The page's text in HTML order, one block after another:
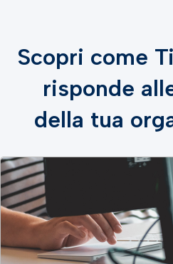
Scopri come
risponde
della tua